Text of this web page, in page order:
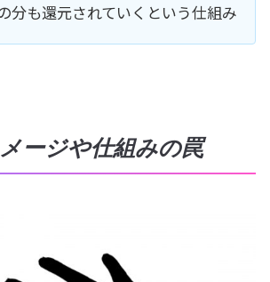
分も還元されていくという仕組み
ージや仕組みの罠